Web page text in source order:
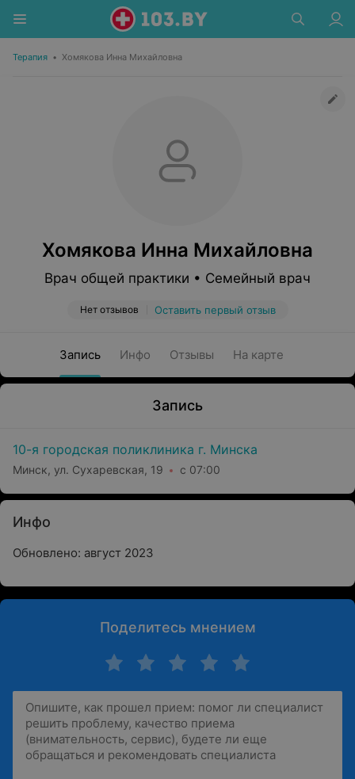
Терапия • Хомякова Инна Михайловна
Хомякова Инна Михайловна
Врач общей практики • Семейный врач
Нет отзывов Оставить первый отзыв
Запись Инфо Отзывы На карте
Запись
10-я городская поликлиника г. Минска
Минск, ул. Сухаревская, 19 с 07:00
Инфо
Обновлено: август 2023
Поделитесь мнением